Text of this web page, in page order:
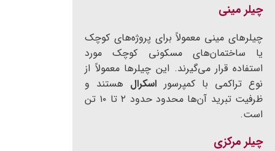
چیلر مینی
چیلرهای مینی معمولاً برای پروژه‌های کوچک
یا ساختمان‌های مسکونی کوچک مورد
استفاده قرار می‌گیرند. این چیلرها معمولاً از
نوع تراکمی با کمپرسور اسکرال هستند و
ظرفیت تبرید آن‌ها محدود حدود ۲ تا ۱۰ تن
است.
چیلر مرکزی